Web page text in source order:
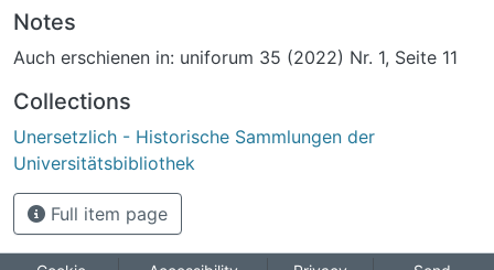
Notes
Auch erschienen in: uniforum 35 (2022) Nr. 1, Seite 11
Collections
Unersetzlich - Historische Sammlungen der
Universitätsbibliothek
Full item page